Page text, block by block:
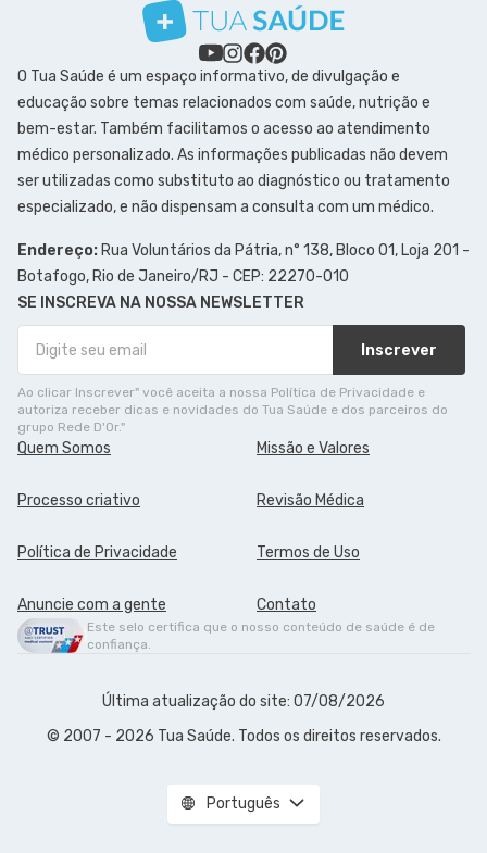
O Tua Saúde é um espaço informativo, de divulgação e
educação sobre temas relacionados com saúde, nutrição e
bem-estar. Também facilitamos o acesso ao atendimento
médico personalizado. As informações publicadas não devem
ser utilizadas como substituto ao diagnóstico ou tratamento
especializado, e não dispensam a consulta com um médico.
Endereço: Rua Voluntários da Pátria, n° 138, Bloco 01, Loja 201 -
Botafogo, Rio de Janeiro/RJ - CEP: 22270-010
SE INSCREVA NA NOSSA NEWSLETTER
Inscrever
Ao clicar Inscrever" você aceita a nossa Política de Privacidade e
autoriza receber dicas e novidades do Tua Saúde e dos parceiros do
grupo Rede D'Or."
Quem Somos Missão e Valores
Processo criativo Revisão Médica
Política de Privacidade Termos de Uso
Anuncie com a gente Contato
Este selo certifica que o nosso conteúdo de saúde é de
confiança.
Última atualização do site: 07/08/2026
© 2007 - 2026 Tua Saúde. Todos os direitos reservados.
Português